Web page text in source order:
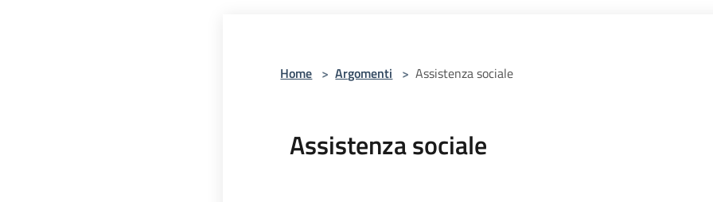
Home > Argomenti > Assistenza sociale
Assistenza sociale